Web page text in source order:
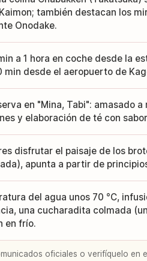
también destacan los
Onodake.
a 1 hora en coche desde la
min desde el aeropuerto de
en "Mina, Tabi": amasado
y elaboración de té con
disfrutar el paisaje de los
apunta a partir de
del agua unos 70 °C,
una cucharadita colmada
en frío.
oficiales o verifíquelo en